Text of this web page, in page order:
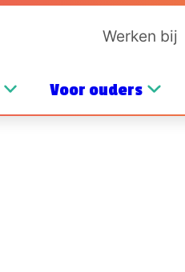
Werken bij
Voor ouders